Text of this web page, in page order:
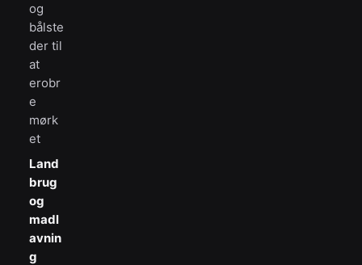
og
bålste
der til
at
erobr
e
mørk
et
Land
brug
og
madl
avnin
g